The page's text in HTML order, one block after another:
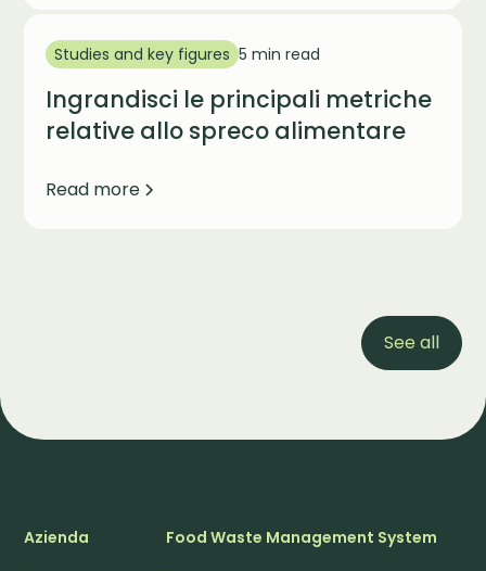
Studies and key figures 5 min read
Ingrandisci le principali metriche
relative allo spreco alimentare
Read more
See all
Azienda Food Waste Management System